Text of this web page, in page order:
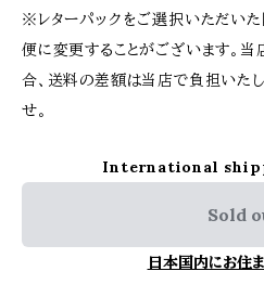
※レターパックをご選択いただい
便に変更することがございます。
合、送料の差額は当店で負担いた
せ。
International
Sold
日本国内にお住